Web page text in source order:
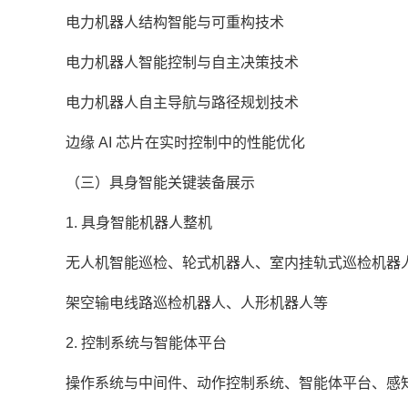
电力机器人结构智能与可重构技术
电力机器人智能控制与自主决策技术
电力机器人自主导航与路径规划技术
边缘 AI 芯片在实时控制中的性能优化
（三）具身智能关键装备展示
1. 具身智能机器人整机
无人机智能巡检、轮式机器人、室内挂轨式巡检机器
架空输电线路巡检机器人、人形机器人等
2. 控制系统与智能体平台
操作系统与中间件、动作控制系统、智能体平台、感